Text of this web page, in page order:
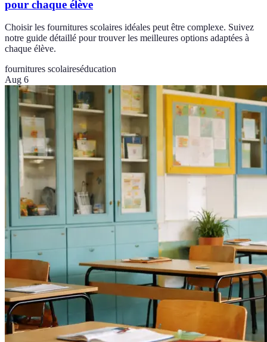
pour chaque élève
Choisir les fournitures scolaires idéales peut être complexe. Suivez
notre guide détaillé pour trouver les meilleures options adaptées à
chaque élève.
fournitures scolaireséducation
Aug 6